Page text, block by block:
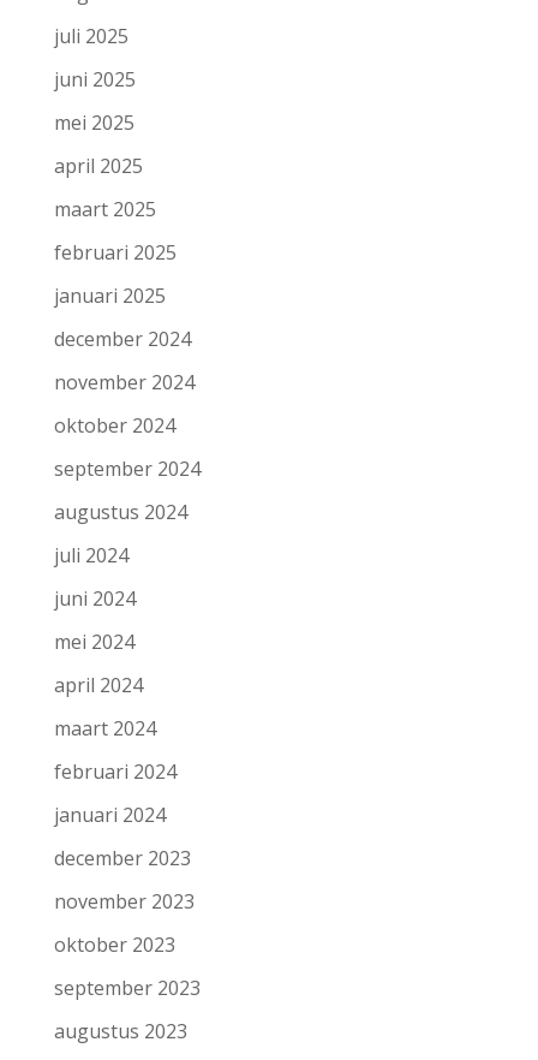
juli 2025
juni 2025
mei 2025
april 2025
maart 2025
februari 2025
januari 2025
december 2024
november 2024
oktober 2024
september 2024
augustus 2024
juli 2024
juni 2024
mei 2024
april 2024
maart 2024
februari 2024
januari 2024
december 2023
november 2023
oktober 2023
september 2023
augustus 2023